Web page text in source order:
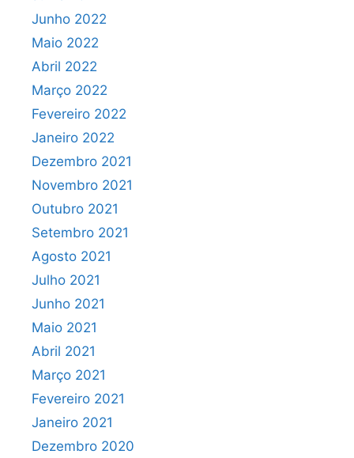
Junho 2022
Maio 2022
Abril 2022
Março 2022
Fevereiro 2022
Janeiro 2022
Dezembro 2021
Novembro 2021
Outubro 2021
Setembro 2021
Agosto 2021
Julho 2021
Junho 2021
Maio 2021
Abril 2021
Março 2021
Fevereiro 2021
Janeiro 2021
Dezembro 2020